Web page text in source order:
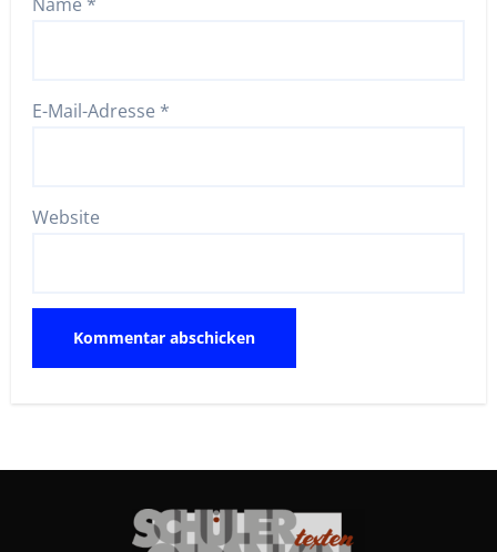
E-Mail-Adresse *
Website